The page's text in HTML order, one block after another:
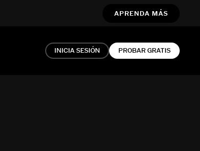
APRENDA MÁS
INICIA SESIÓN PROBAR GRATIS